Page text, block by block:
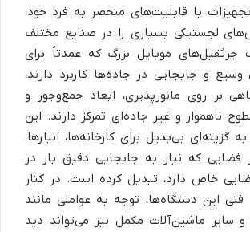
با قابلیت‌های منحصر به فرد خود،
لجستیکی بسیاری را در صنایع مختلف
جرثقیل‌های موبایل بزرگ که عمدتاً برای
وسیع و جابجایی در جاده‌ها کاربرد دارند،
بر روی مانورپذیری، ابعاد جمع‌وجور و
ناهموار و غیر جاده‌ای تمرکز دارند. این
گزینه‌ای بی‌بدیل برای کارخانه‌ها، انبارها،
فضایی که نیاز به جابجایی دقیق بار در
خاص دارد، تبدیل کرده است. در کنار
این دستگاه‌ها، توجه به عواملی مانند
و سایر ماشین‌آلات مکمل نیز می‌تواند دید